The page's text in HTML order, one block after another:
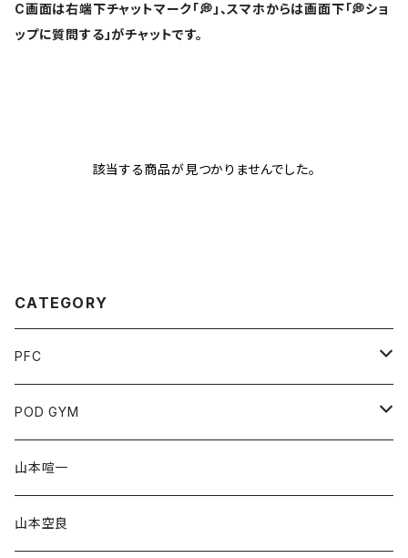
C画面は右端下チャットマーク「💭」、スマホからは画面下「💭ショ
ップに質問する」がチャットです。
該当する商品が見つかりませんでした。
CATEGORY
PFC
チケット
協賛
グッズ
POD GYM
山本空良
クラファン
山本喧一
山本空良